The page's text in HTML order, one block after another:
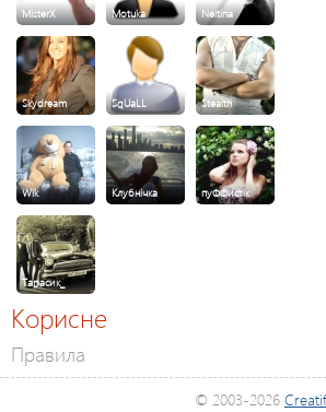
MisterX Motuka Neitina
Skydream SqUaLL Stealth
Wik Клубнічка пуФФистік
Тарасик_
Корисне
Правила
© 2003-2026